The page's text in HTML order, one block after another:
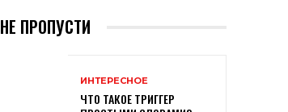
НЕ ПРОПУСТИ
ИНТЕРЕСНОЕ
ЧТО ТАКОЕ ТРИГГЕР